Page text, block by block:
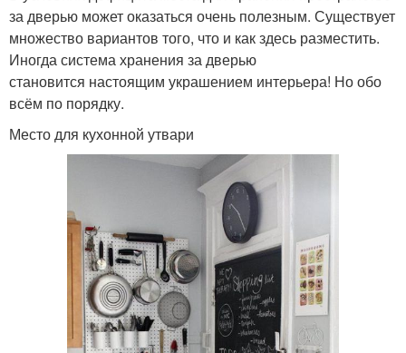
за дверью может оказаться очень полезным. Существует
множество вариантов того, что и как здесь разместить.
Иногда система хранения за дверью
становится настоящим украшением интерьера! Но обо
всём по порядку.
Место для кухонной утвари